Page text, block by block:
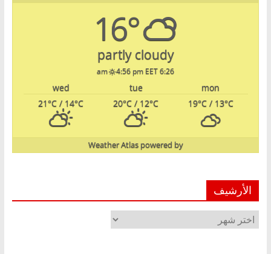
16°
partly cloudy
6:26 am
4:56 pm EET
mon
tue
wed
19°C/ 13°C
20°C / 12°C
21°C / 14°C
powered by
Weather Atlas
الأرشيف
الأرشيف